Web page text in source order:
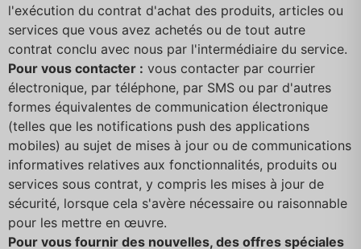
l'exécution du contrat d'achat des produits, articles ou
services que vous avez achetés ou de tout autre
contrat conclu avec nous par l'intermédiaire du service.
Pour vous contacter : vous contacter par courrier
électronique, par téléphone, par SMS ou par d'autres
formes équivalentes de communication électronique
(telles que les notifications push des applications
mobiles) au sujet de mises à jour ou de communications
informatives relatives aux fonctionnalités, produits ou
services sous contrat, y compris les mises à jour de
sécurité, lorsque cela s'avère nécessaire ou raisonnable
pour les mettre en œuvre.
Pour vous fournir des nouvelles, des offres spéciales